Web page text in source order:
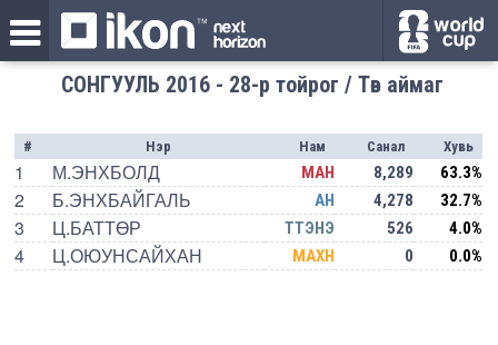
СОНГУУЛЬ 2016 - 28-р тойрог / Төв аймаг
# Нэр Нам Санал Хувь
1 М.ЭНХБОЛД МАН 8,289 63.3%
2 Б.ЭНХБАЙГАЛЬ АН 4,278 32.7%
3 Ц.БАТТӨР ТТЭНЭ 526 4.0%
4 Ц.ОЮУНСАЙХАН МАХН 0 0.0%